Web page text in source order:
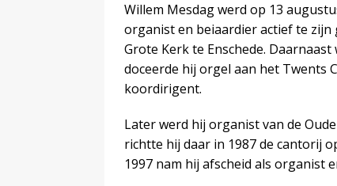
Willem Mesdag werd op 13
organist en beiaardier actief te
Grote Kerk te Enschede.
doceerde hij orgel aan het Twents
koordirigent.
Later werd hij organist van de
richtte hij daar in 1987 de cantorij
1997 nam hij afscheid als organist